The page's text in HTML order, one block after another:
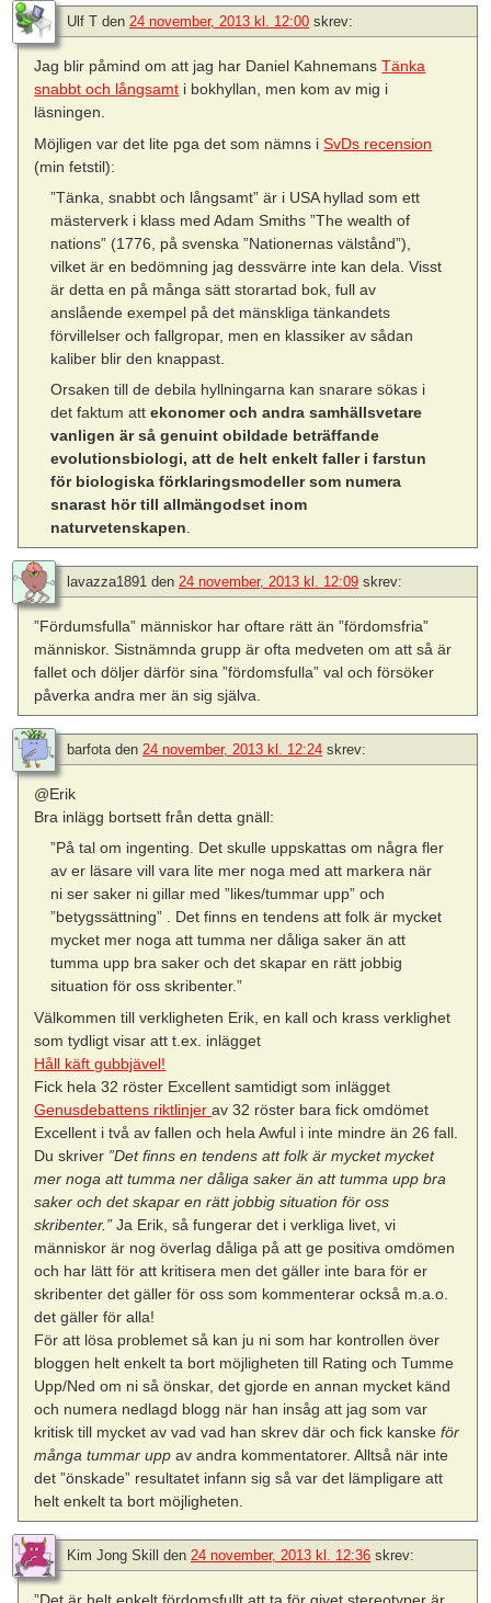
Ulf T den 24 november, 2013 kl. 12:00 skrev:
Jag blir påmind om att jag har Daniel KahnemansTänka
snabbt och långsamt i bokhyllan, men kom av mig i
läsningen.
Möjligen var det lite pga det som nämns iSvDs recension
(min fetstil):
”Tänka, snabbt och långsamt” är i USA hyllad som ett
mästerverk i klass med Adam Smiths ”The wealth of
nations” (1776, på svenska ”Nationernas välstånd”),
vilket är en bedömning jag dessvärre inte kan dela. Visst
är detta en på många sätt storartad bok, full av
anslående exempel på det mänskliga tänkandets
förvillelser och fallgropar, men en klassiker av sådan
kaliber blir den knappast.
Orsaken till de debila hyllningarna kan snarare sökas i
det faktum att ekonomer och andra samhällsvetare
vanligen är så genuint obildade beträffande
evolutionsbiologi, att de helt enkelt faller i farstun
för biologiska förklaringsmodeller som numera
snarast hör till allmängodset inom
naturvetenskapen
lavazza1891 den 24 november, 2013 kl. 12:09 skrev:
”Fördumsfulla” människor har oftare rätt än ”fördomsfria”
människor. Sistnämnda grupp är ofta medveten om att så är
fallet och döljer därför sina ”fördomsfulla” val och försöker
påverka andra mer än sig själva.
barfotaden 24 november, 2013 kl. 12:24 skrev:
@Erik
Bra inlägg bortsett från detta gnäll:
”På tal om ingenting. Det skulle uppskattas om några fler
av er läsare vill vara lite mer noga med att markera när
ni ser saker ni gillar med ”likes/tummar upp” och
”betygssättning” . Det finns en tendens att folk är mycket
mycket mer noga att tumma ner dåliga saker än att
tumma upp bra saker och det skapar en rätt jobbig
situation för oss skribenter.”
Välkommen till verkligheten Erik, en kall och krass verklighet
som tydligt visar att t.ex. inlägget
Håll käft gubbjävel!
Fick hela 32 röster Excellent samtidigt som inlägget
Genusdebattens riktlinjerav 32 röster bara fick omdömet
Excellent i två av fallen och hela Awful i inte mindre än 26 fall.
Du skriver ”Det finns en tendens att folk är mycket mycket
mer noga att tumma ner dåliga saker än att tumma upp bra
saker och det skapar en rätt jobbig situation för oss
skribenter.” Ja Erik, så fungerar det i verkliga livet, vi
människor är nog överlag dåliga på att ge positiva omdömen
och har lätt för att kritisera men det gäller inte bara för er
skribenter det gäller för oss som kommenterar också m.a.o.
det gäller för alla!
För att lösa problemet så kan ju ni som har kontrollen över
bloggen helt enkelt ta bort möjligheten till Rating och Tumme
Upp/Ned om ni så önskar, det gjorde en annan mycket känd
och numera nedlagd blogg när han insåg att jag som var
kritisk till mycket av vad vad han skrev där och fick kanskeför
många tummar upp av andra kommentatorer. Alltså när inte
det ”önskade” resultatet infann sig så var det lämpligare att
helt enkelt ta bort möjligheten.
Kim Jong Skill den 24 november, 2013 kl. 12:36 skrev:
”Det är helt enkelt fördomsfullt att ta för givet stereotyper är